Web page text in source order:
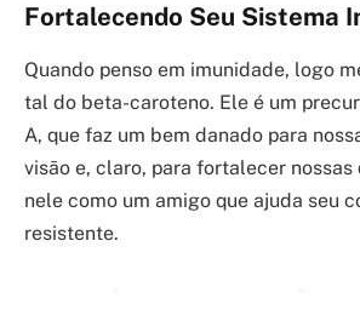
Fortalecendo Seu Sistema
Quando penso em imunidade, logo
tal do beta-caroteno. Ele é um
A, que faz um bem danado para
visão e, claro, para fortalecer nossas
nele como um amigo que ajuda seu
resistente.